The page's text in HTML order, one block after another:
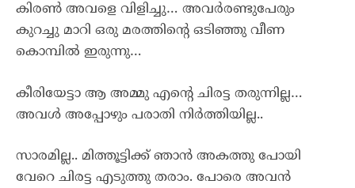
കിരൺ അവളെ വിളിച്ചു… അവർരണ്ടുപേരും
കുറച്ചു മാറി ഒരു മരത്തിന്റെ ഒടിഞ്ഞു വീണ
കൊമ്പിൽ ഇരുന്നു…
കീരിയേട്ടാ ആ അമ്മു എന്റെ ചിരട്ട തരുന്നില്ല…
അവൾ അപ്പോഴും പരാതി നിർത്തിയില്ല..
സാരമില്ല.. മിത്തൂട്ടിക്ക് ഞാൻ അകത്തു പോയി
വേറെ ചിരട്ട എടുത്തു തരാം. പോരെ അവൻ